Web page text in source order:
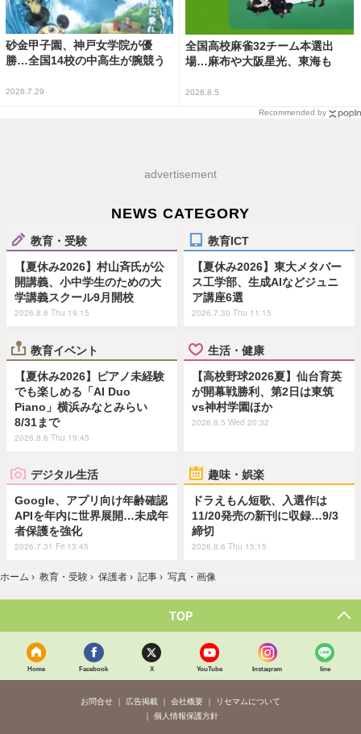
砂金甲子園、神戸女学院が優
勝…全国14校の中高生が腕競う
2026.7.29
全国高校麻雀32チーム本選出
場…麻布や大阪星光、東海も
2026.8.5
Recommended by
advertisement
NEWS CATEGORY
教育・受験
【夏休み2026】村山斉氏が公
開講義、小中学生のための大
学講義スクール9月開校
2026.8.6 Thu 19:15
教育ICT
【夏休み2026】東大メタバー
ス工学部、生成AIなどジュニ
ア講座6選
2026.7.30 Thu 11:15
教育イベント
【夏休み2026】ピアノ未経験
でも楽しめる「AI Duo
Piano」横浜みなとみらい
8/31まで
2026.8.6 Thu 19:45
生活・健康
【高校野球2026夏】仙台育英
が開幕戦勝利、第2日は東筑
vs神村学園ほか
2026.8.5 Wed 20:32
デジタル生活
Google、アプリ向け年齢確認
APIを年内に世界展開…未成年
者保護を強化
2026.7.31 Fri 13:45
趣味・娯楽
ドラえもん短歌、入選作は
11/20発売の新刊に収録…9/3
締切
2026.8.6 Thu 15:15
ホーム › 教育・受験 › 保護者 › 記事 › 写真・画像
TOP
Home Facebook X YouTube Instagram line
お問合せ 広告掲載 会社概要
リセマムについて
個人情報保護方針